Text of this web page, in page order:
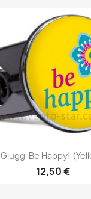
Glugg-Be Happy!
12,50 €